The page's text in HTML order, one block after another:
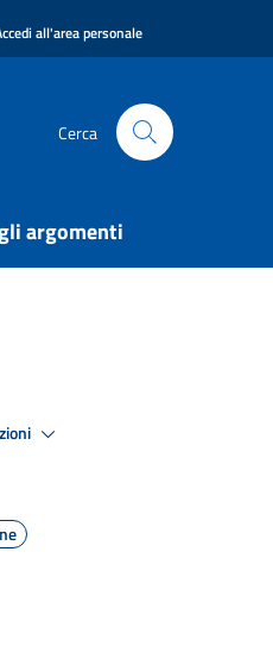
all'area personale
Cerca
argomenti